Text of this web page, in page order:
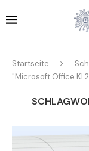
Startseite
"Microsoft Office KI